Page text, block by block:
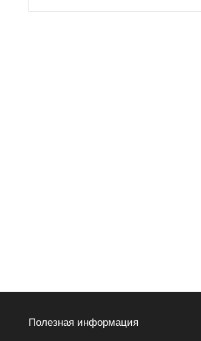
Полезная информация